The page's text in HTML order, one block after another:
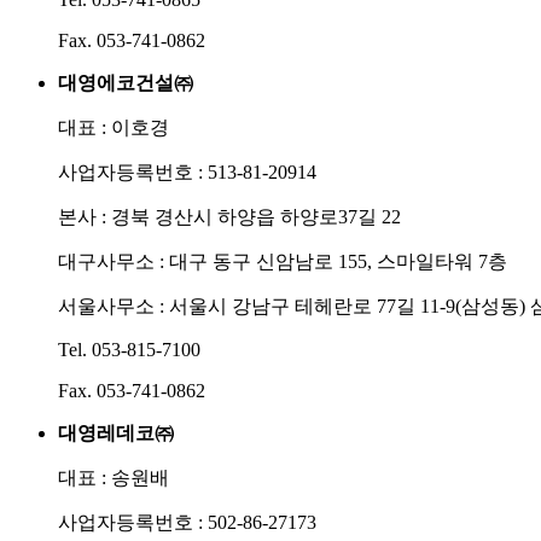
Fax. 053-741-0862
대영에코건설㈜
대표 : 이호경
사업자등록번호 : 513-81-20914
본사 : 경북 경산시 하양읍 하양로37길 22
대구사무소 : 대구 동구 신암남로 155, 스마일타워 7층
서울사무소 : 서울시 강남구 테헤란로 77길 11-9(삼성동)
Tel. 053-815-7100
Fax. 053-741-0862
대영레데코㈜
대표 : 송원배
사업자등록번호 : 502-86-27173